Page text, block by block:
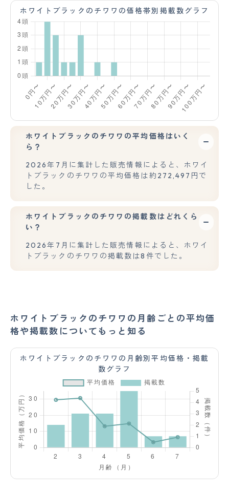
ホワイトブラックのチワワの価格帯別掲載数グラフ
ホワイトブラックのチワワの平均価格はいく
ら？
2026年7月に集計した販売情報によると、ホワイ
トブラックのチワワの平均価格は約272,497円で
した。
ホワイトブラックのチワワの掲載数はどれくら
い？
2026年7月に集計した販売情報によると、ホワイ
トブラックのチワワの掲載数は8件でした。
ホワイトブラックのチワワの月齢ごとの平均価
格や掲載数についてもっと知る
ホワイトブラックのチワワの月齢別平均価格・掲載
数グラフ